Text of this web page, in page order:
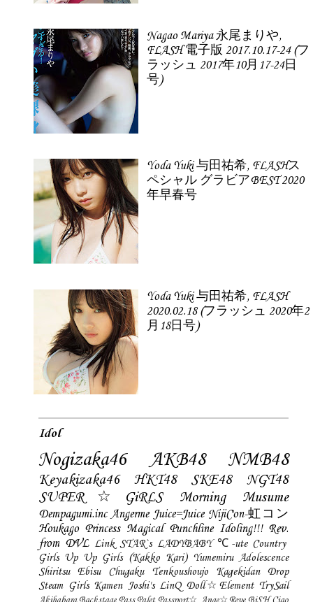
Nagao Mariya 永尾まりや,
FLASH 電子版 2017.10.17-24 (フ
ラッシュ 2017年10月17-24日
号)
Yoda Yuki 与田祐希, FLASHス
ペシャル グラビアBEST 2020
年早春号
Yoda Yuki 与田祐希, FLASH
2020.02.18 (フラッシュ 2020年2
月18日号)
Idol
Nogizaka46 AKB48 NMB48
Keyakizaka46 HKT48 SKE48
NGT48
SUPER☆GiRLS
Morning Musume
Dempagumi.inc Angerme Juice=Juice NijiCon-虹コン
Houkago Princess Magical Punchline Idoling!!! Rev.
from DVL Link STAR`s LADYBABY ℃-ute Country
Girls Up Up Girls (Kakko Kari) Yumemiru Adolescence
Shiritsu Ebisu Chugaku
Tenkoushoujo Kagekidan
Drop
Steam Girls Kamen Joshi's LinQ Doll☆Element TrySail